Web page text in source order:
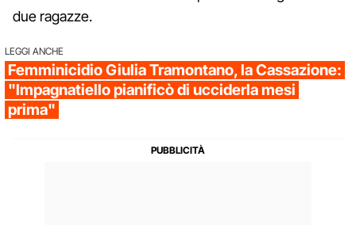
due ragazze.
LEGGI ANCHE
Femminicidio Giulia Tramontano, la Cassazione:
"Impagnatiello pianificò di ucciderla mesi
prima"